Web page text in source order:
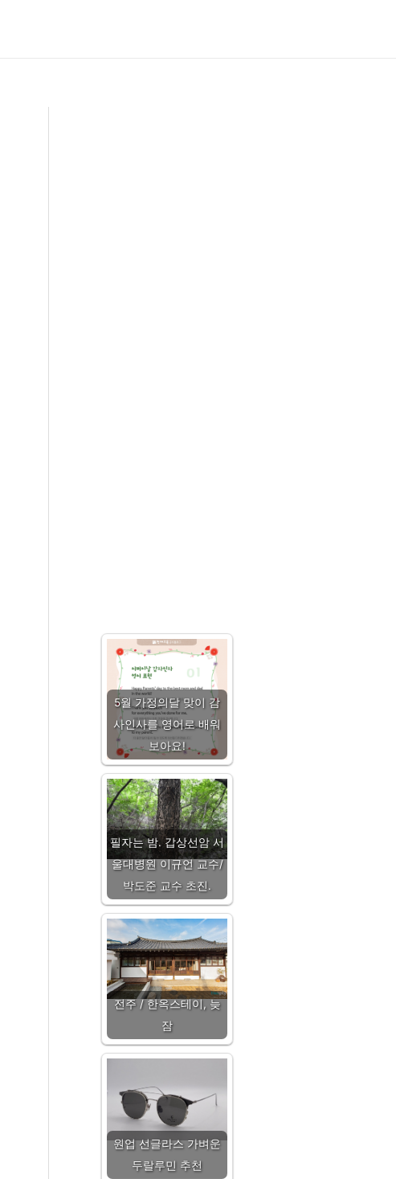
5월 가정의달 맞이 감
사인사를 영어로 배워
보아요!
필자는 밤. 갑상선암 서
울대병원 이규언 교수/
박도준 교수 초진.
전주 / 한옥스테이, 늦
잠
원업 선글라스 가벼운
두랄루민 추천